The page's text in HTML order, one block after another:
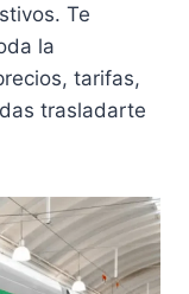
Te
la
tarifas,
trasladarte